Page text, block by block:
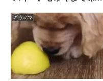
顔！？
どうぶつ